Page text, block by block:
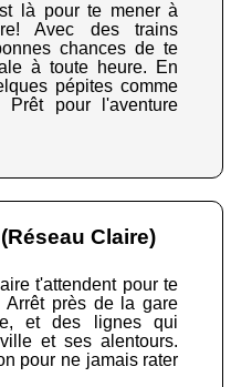
là pour te mener à
Avec des trains
chances de te
à toute heure. En
pépites comme
Prêt pour l'aventure
Claire)
t'attendent pour te
Arrêt près de la gare
et des lignes qui
et ses alentours.
pour ne jamais rater